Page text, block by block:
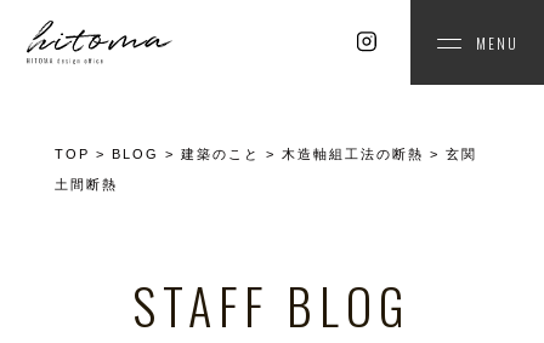
MENU
TOP > BLOG > 建築のこと > 木造軸組工法の断熱 > 玄関
土間断熱
STAFF BLOG